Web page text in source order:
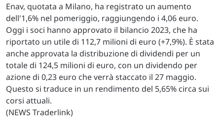
Enav, quotata a Milano, ha registrato un aumento
dell'1,6% nel pomeriggio, raggiungendo i 4,06 euro.
Oggi i soci hanno approvato il bilancio 2023, che ha
riportato un utile di 112,7 milioni di euro (+7,9%). È stata
anche approvata la distribuzione di dividendi per un
totale di 124,5 milioni di euro, con un dividendo per
azione di 0,23 euro che verrà staccato il 27 maggio.
Questo si traduce in un rendimento del 5,65% circa sui
corsi attuali.
(NEWS Traderlink)